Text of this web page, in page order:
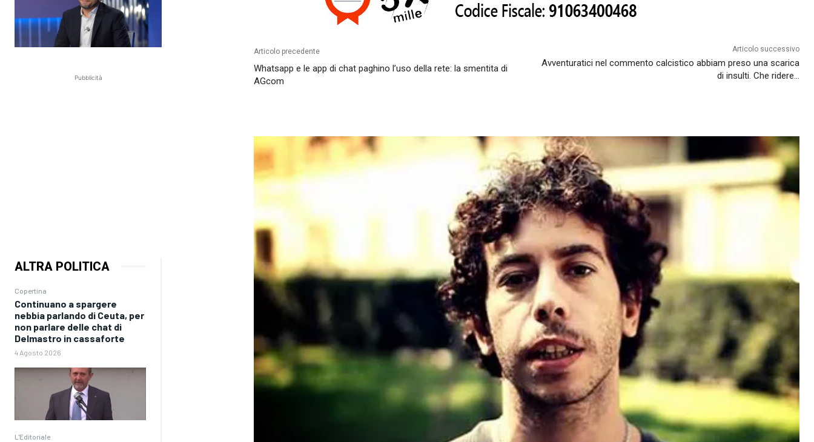
Pubblicità
ALTRA POLITICA
Copertina
Continuano a spargere
nebbia parlando di Ceuta, per
non parlare delle chat di
Delmastro in cassaforte
4 Agosto 2026
L'Editoriale
Articolo precedente
Whatsapp e le app di chat paghino l’uso della rete: la smentita di
AGcom
Articolo successivo
Avventuratici nel commento calcistico abbiam preso una scarica
di insulti. Che ridere…